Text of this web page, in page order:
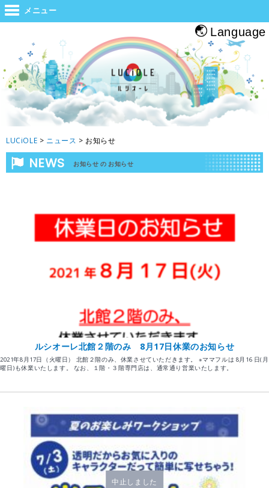
世界と大阪をつなぐジャンクション。旅をする人・帰る人・地元の人がホッと
メニュー
Language
LUCiOLE > ニュース > お知らせ
NEWS お知らせ の お知らせ
ルシオーレ北館２階のみ 8月17日休業のお知らせ
2021年8月17日（火曜日） 北館２階のみ、休業させていただきます。 ※ママフルは 8月16 日(月
曜日)も休業いたします。 なお、１階・３階専門店は、通常通り営業いたします。
中止しました